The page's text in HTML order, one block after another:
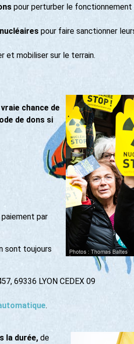
pour perturber le fonctionnement
pour faire sanctionner
et mobiliser sur le terrain.
chance de
de dons si
par
sont toujours
69336 LYON CEDEX 09
.
la durée, de